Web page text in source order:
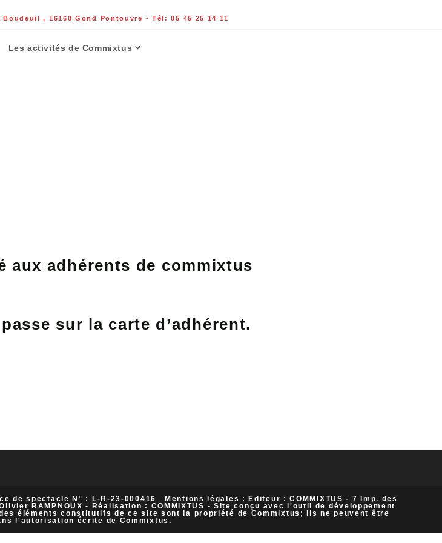
Boudeuil , 16160 Gond Pontouvre - Tél: 05 45 25 14 11
Les activités de Commixtus
aux adhérents de commixtus
sur la carte d’adhérent.
de spectacle N° : L-R-23-000416 Mentions légales : Editeur : COMMIXTUS - 7 Imp. des
RAMPNOUX - Réalisation : COMMIXTUS - Site conçu avec l'outil de développement
éléments constitutifs de ce site sont la propriété de Commixtus; ils ne peuvent être
l'autorisation écrite de Commixtus.